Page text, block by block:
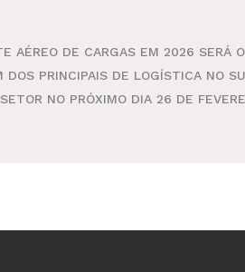
AÉREO DE CARGAS EM 2026 SERÁ
PRINCIPAIS DE LOGÍSTICA NO
NO PRÓXIMO DIA 26 DE